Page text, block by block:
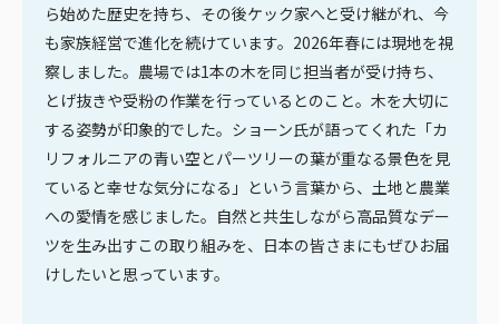
ら始めた歴史を持ち、その後ケック家へと受け継がれ、今
も家族経営で進化を続けています。2026年春には現地を視
察しました。農場では1本の木を同じ担当者が受け持ち、
とげ抜きや受粉の作業を行っているとのこと。木を大切に
する姿勢が印象的でした。ショーン氏が語ってくれた「カ
リフォルニアの青い空とパーツリーの葉が重なる景色を見
ていると幸せな気分になる」という言葉から、土地と農業
への愛情を感じました。自然と共生しながら高品質なデー
ツを生み出すこの取り組みを、日本の皆さまにもぜひお届
けしたいと思っています。